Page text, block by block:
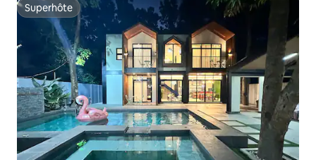
Superhôte
Superhôte